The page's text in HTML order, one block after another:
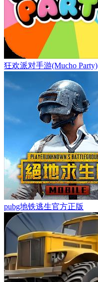
狂欢派对手游(Mucho Party)
pubg地铁逃生官方正版